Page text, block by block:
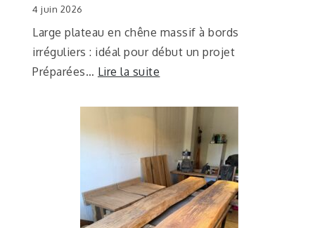
4 juin 2026
Large plateau en chêne massif à bords
irréguliers : idéal pour début un projet
Préparées… Lire la suite